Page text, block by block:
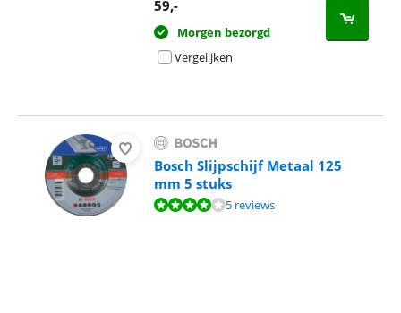
59,-
Morgen bezorgd
Vergelijken
Bosch Slijpschijf Metaal 125
mm 5 stuks
Beoordeling is 7,6 van de 10, gebaseerd op 5 reviews.
5 reviews